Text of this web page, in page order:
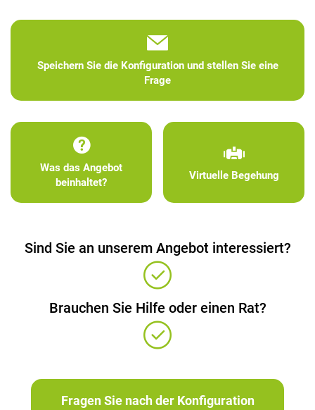
Speichern Sie die Konfiguration und stellen Sie eine
Frage
Was das Angebot
beinhaltet?
Virtuelle Begehung
Sind Sie an unserem Angebot interessiert?
Brauchen Sie Hilfe oder einen Rat?
Fragen Sie nach der Konfiguration